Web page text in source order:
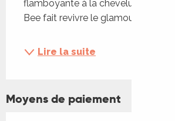
flamboyante à la chevelure
Bee fait revivre le glamour...
Lire la suite
Moyens de paiement